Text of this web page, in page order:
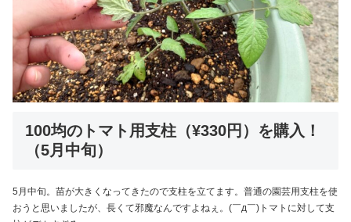
100均のトマト用支柱（¥330円）を購入！
（5月中旬）
5月中旬。苗が大きくなってきたので支柱を立てます。普通の園芸用支柱を使
おうと思いましたが、長くて邪魔なんですよねぇ。(￣д￣)トマトに対して支